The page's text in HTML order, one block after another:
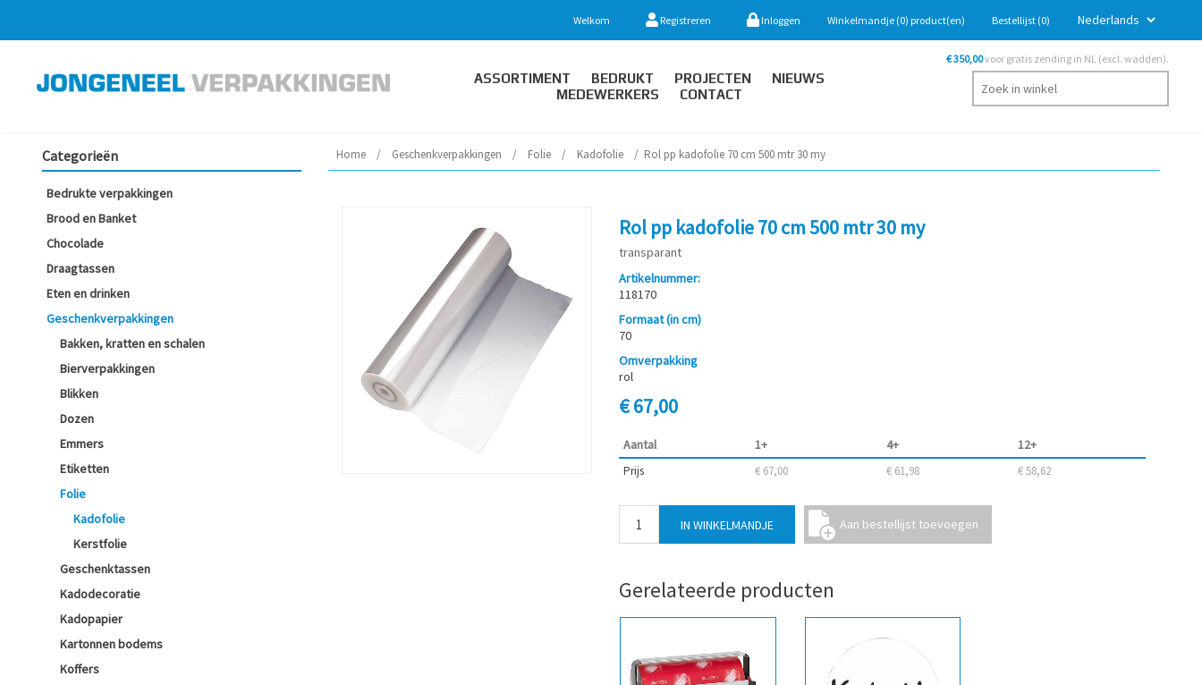
Welkom Registreren Inloggen Winkelmandje (0) product(en) Bestellijst (0)
ASSORTIMENT BEDRUKT PROJECTEN
NIEUWS
MEDEWERKERS
CONTACT
€ 350,00voor gratis zending in NL (excl. wadden).
Categorieën
Bedrukte verpakkingen
Brood en Banket
Chocolade
Draagtassen
Eten en drinken
Geschenkverpakkingen
Bakken, kratten en schalen
Bierverpakkingen
Blikken
Dozen
Emmers
Etiketten
Folie
Kadofolie
Kerstfolie
Geschenktassen
Kadodecoratie
Kadopapier
Kartonnen bodems
Koffers
Home / Geschenkverpakkingen / Folie / Kadofolie / Rol pp kadofolie 70 cm 500 mtr 30 my
Rol pp kadofolie 70 cm 500 mtr 30 my
transparant
Artikelnummer:
118170
Formaat (in cm)
70
Omverpakking
rol
€ 67,00
Aantal 1+ 4+ 12+
Prijs € 67,00 € 61,98 € 58,62
Gerelateerde producten